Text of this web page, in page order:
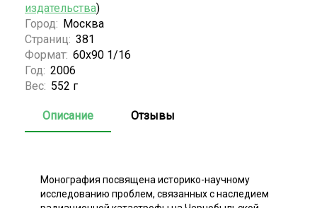
издательства)
Город: Москва
Страниц: 381
Формат: 60х90 1/16
Год: 2006
Вес: 552 г
Описание Отзывы
Монография посвящена историко-научному
исследованию проблем, связанных с наследием